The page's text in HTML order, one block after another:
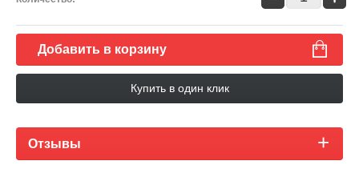
Добавить в корзину
Купить в один клик
Отзывы